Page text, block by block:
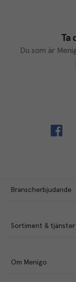
Ta
Du som är
Branscherbjudande
Sortiment & tjänster
Om Menigo